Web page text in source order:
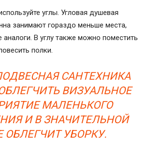
углы. Угловая душевая
занимают гораздо меньше места,
В углу также можно поместить
полки.
САНТЕХНИКА
ВИЗУАЛЬНОЕ
МАЛЕНЬКОГО
И В ЗНАЧИТЕЛЬНОЙ
ОБЛЕГЧИТ УБОРКУ.